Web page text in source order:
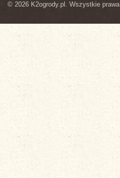
© 2026 K2ogrody.pl. Wszystkie